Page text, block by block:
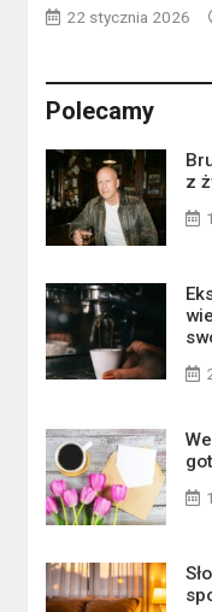
22 stycznia 2026
Polecamy
z